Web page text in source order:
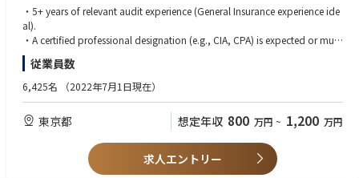
tiatives and provide valuable advice and insight that contributes to movi
ng these initiatives forward.
■About the role
We are looking for a candidate that will be part of our General Insurance
International Audit team based in Tokyo. You will have an exciting oppor
tunity to learn about AIG’s products and services and enhance your kno
functions including General Insurance and Corporate Functions such as E
nterprise Risk Management, Finance, Human Resources, and Legal and C
・5+ years of relevant audit experience (General Insurance experience ide
al).
・A certified professional designation (e.g., CIA, CPA) is expected or must
be obtained within the first 12 months of hire date.
・Ability to thrive within a team-oriented environment while focusing on
what matters most.
ment.
・Strong communication (oral and written), presentation, and project m
anagement skills.
・Japanese / English bi-lingual skills are preferred (native in one, upper in
termediate/business level in other).
従業員数
6,425名 （2022年7月1日現在）
東京都 想定年収 800 万円 ~ 1,200 万円
求人エントリー